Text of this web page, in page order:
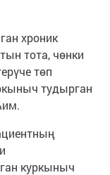
хроник
тота, чөнки
төп
тудырган
куркыныч